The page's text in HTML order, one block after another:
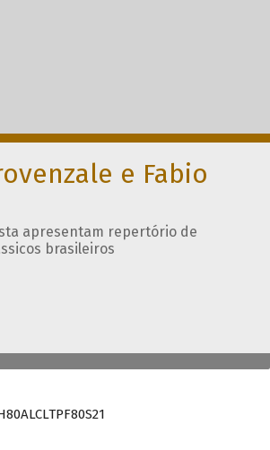
e Fabio
apresentam repertório de
brasileiros